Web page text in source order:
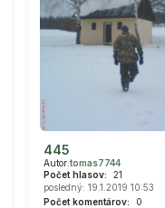
445
Autor:tomas7744
Počet hlasov:
21
posledný: 19.1.2019 10:53
Počet komentárov:
0